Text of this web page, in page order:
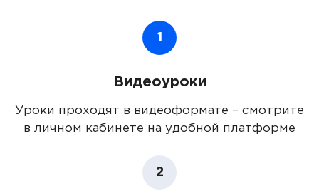
1
Видеоуроки
Уроки проходят в видеоформате – смотрите
в личном кабинете на удобной платформе
2